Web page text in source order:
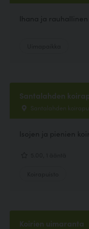
Ihana ja
Santalahden
Santalahden
Isojen ja pienien
Koirien uimaranta